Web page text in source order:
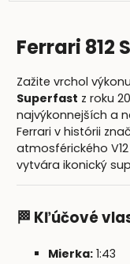
Ferrari 812
Zažite vrchol
Superfast z roku
najvýkonnejších a
Ferrari v histórii
atmosférického
vytvára ikonický
🏁 Kľúčové
Mierka: 1:43